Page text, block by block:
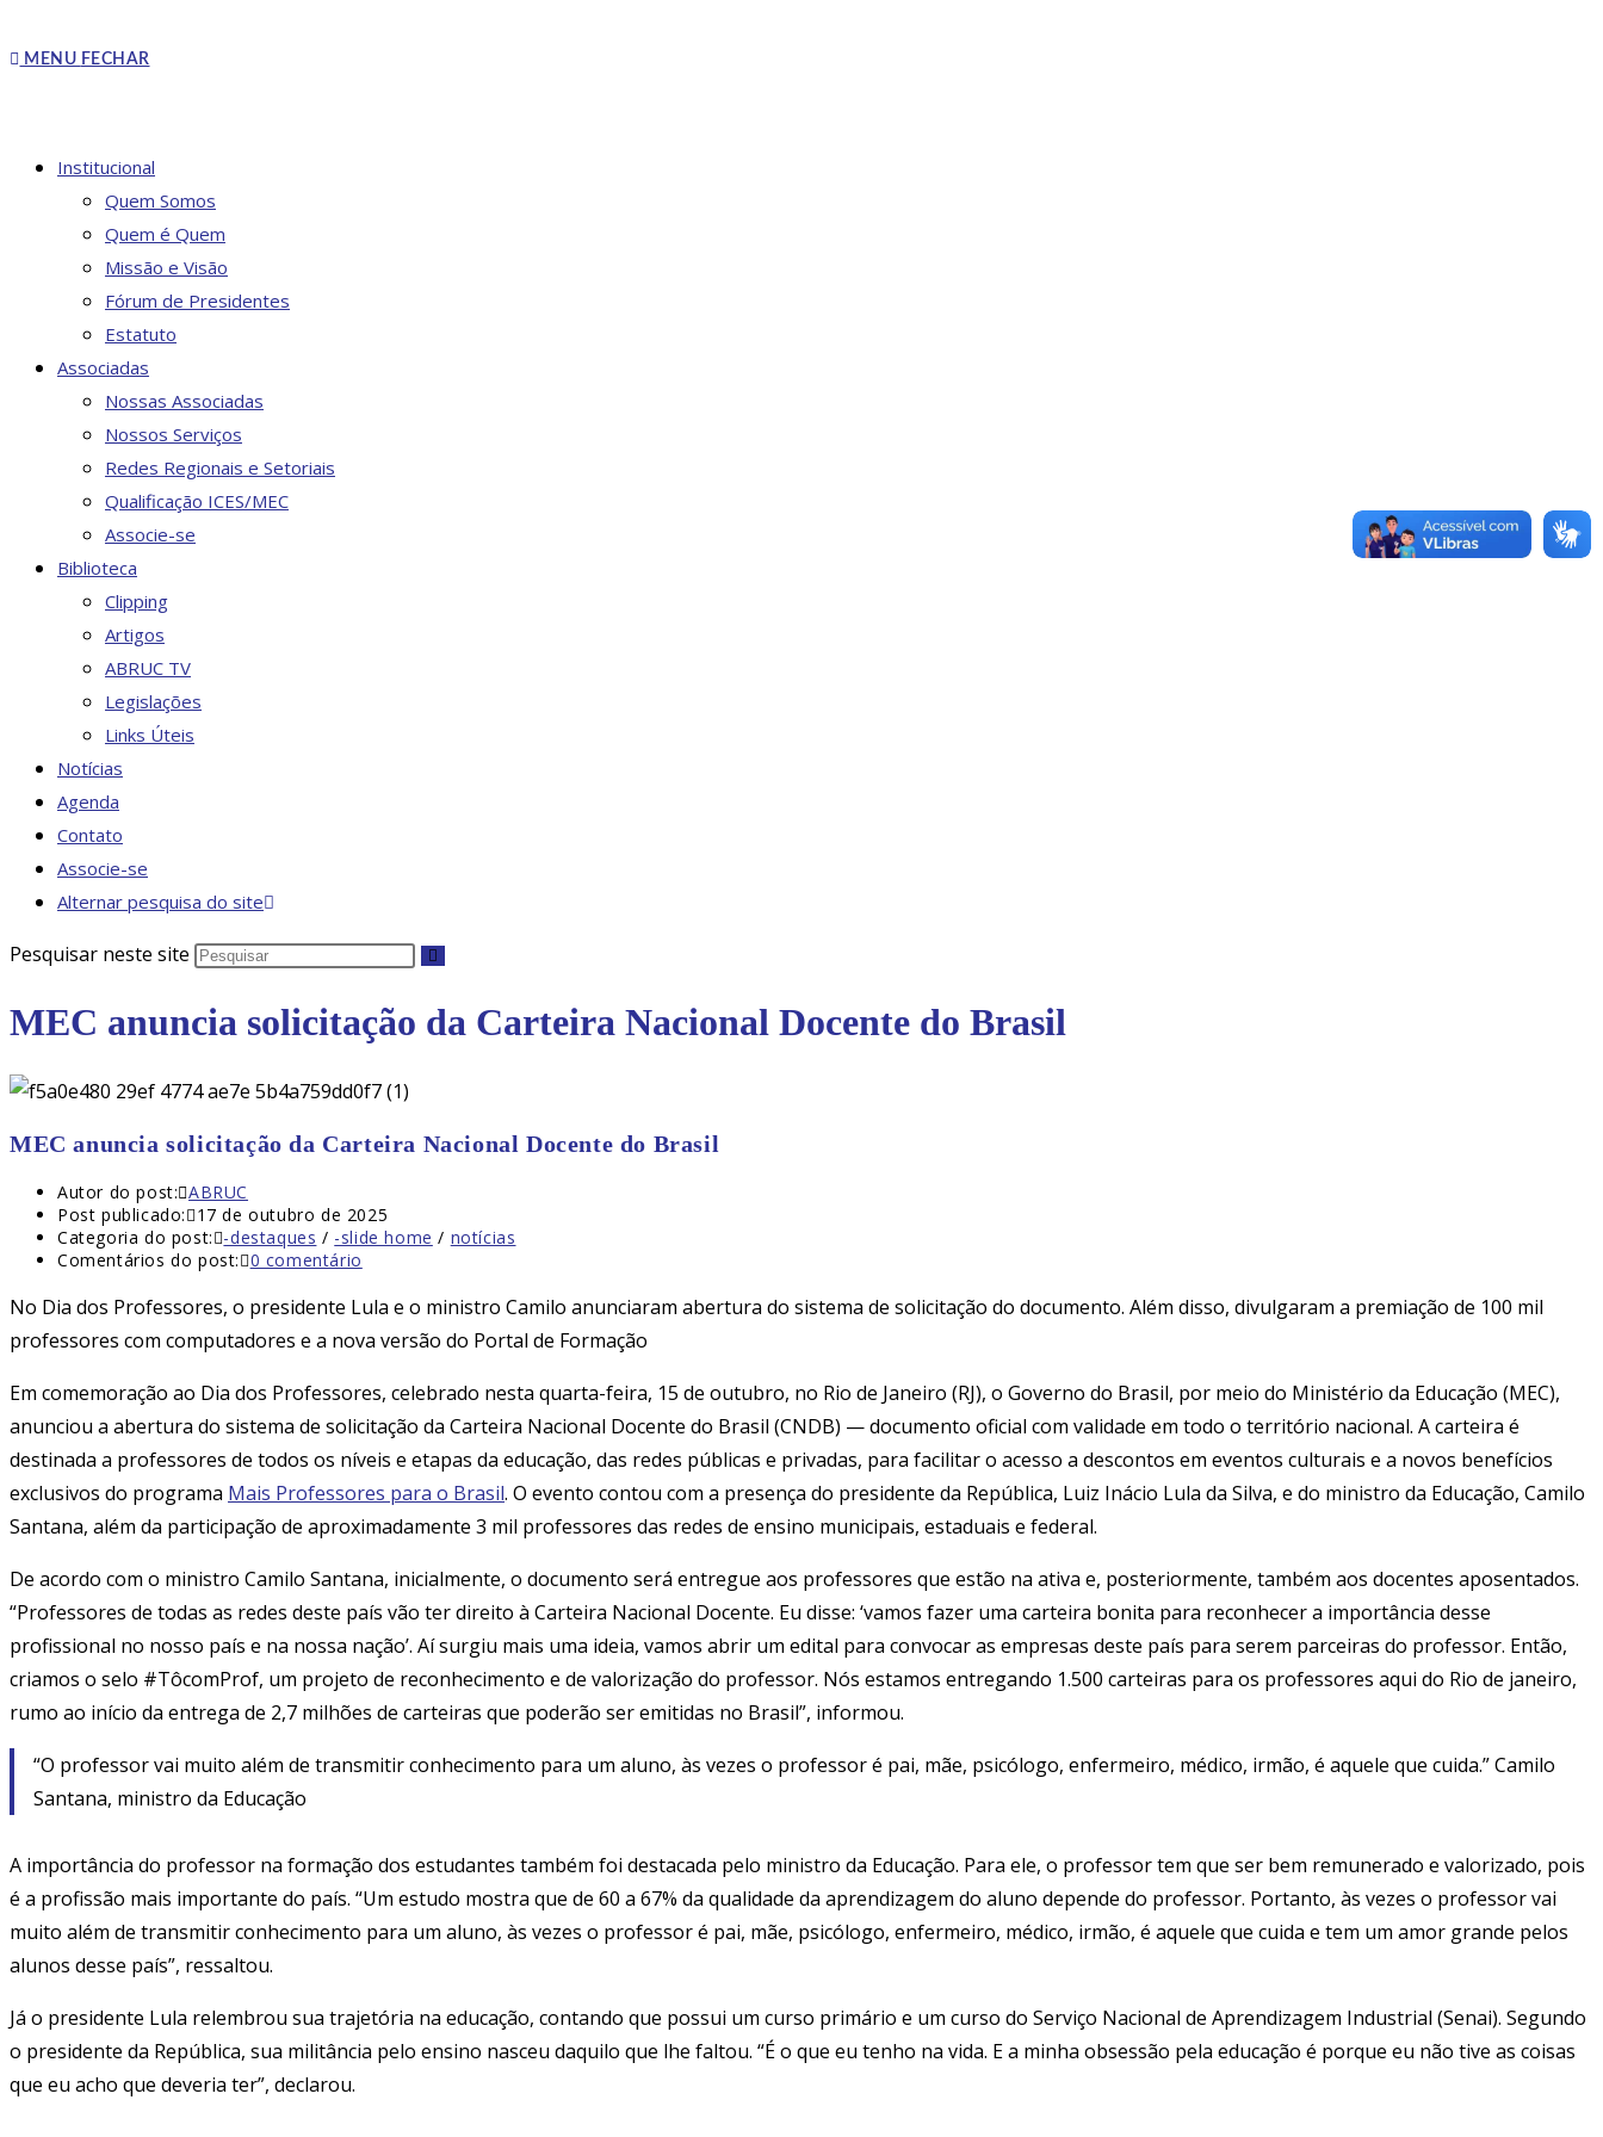
MENU FECHAR
Institucional
Quem Somos
Quem é Quem
Missão e Visão
Fórum de Presidentes
Estatuto
Associadas
Nossas Associadas
Nossos Serviços
Redes Regionais e Setoriais
Qualificação ICES/MEC
Associe-se
Biblioteca
Clipping
Artigos
ABRUC TV
Legislações
Links Úteis
Notícias
Agenda
Contato
Associe-se
Alternar pesquisa do site
Pesquisar neste site
MEC anuncia solicitação da Carteira Nacional Docente do Brasil
MEC anuncia solicitação da Carteira Nacional Docente do Brasil
Autor do post: ABRUC
Post publicado:
17 de outubro de 2025
Categoria do post: -destaques / -slide home / notícias
Comentários do post: 0 comentário
No Dia dos Professores, o presidente Lula e o ministro Camilo anunciaram abertura do sistema de solicitação do documento. Além disso, divulgaram a premiação de 100 mil
professores com computadores e a nova versão do Portal de Formação
Em comemoração ao Dia dos Professores, celebrado nesta quarta-feira, 15 de outubro, no Rio de Janeiro (RJ), o Governo do Brasil, por meio do Ministério da Educação (MEC),
anunciou a abertura do sistema de solicitação da Carteira Nacional Docente do Brasil (CNDB) — documento oficial com validade em todo o território nacional. A carteira é
destinada a professores de todos os níveis e etapas da educação, das redes públicas e privadas, para facilitar o acesso a descontos em eventos culturais e a novos benefícios
exclusivos do programa Mais Professores para o Brasil. O evento contou com a presença do presidente da República, Luiz Inácio Lula da Silva, e do ministro da Educação, Camilo
Santana, além da participação de aproximadamente 3 mil professores das redes de ensino municipais, estaduais e federal.
De acordo com o ministro Camilo Santana, inicialmente, o documento será entregue aos professores que estão na ativa e, posteriormente, também aos docentes aposentados.
“Professores de todas as redes deste país vão ter direito à Carteira Nacional Docente. Eu disse: ‘vamos fazer uma carteira bonita para reconhecer a importância desse
profissional no nosso país e na nossa nação’. Aí surgiu mais uma ideia, vamos abrir um edital para convocar as empresas deste país para serem parceiras do professor. Então,
criamos o selo #TôcomProf, um projeto de reconhecimento e de valorização do professor. Nós estamos entregando 1.500 carteiras para os professores aqui do Rio de janeiro,
rumo ao início da entrega de 2,7 milhões de carteiras que poderão ser emitidas no Brasil”, informou.
“O professor vai muito além de transmitir conhecimento para um aluno, às vezes o professor é pai, mãe, psicólogo, enfermeiro, médico, irmão, é aquele que cuida.” Camilo
Santana, ministro da Educação
A importância do professor na formação dos estudantes também foi destacada pelo ministro da Educação. Para ele, o professor tem que ser bem remunerado e valorizado, pois
é a profissão mais importante do país. “Um estudo mostra que de 60 a 67% da qualidade da aprendizagem do aluno depende do professor. Portanto, às vezes o professor vai
muito além de transmitir conhecimento para um aluno, às vezes o professor é pai, mãe, psicólogo, enfermeiro, médico, irmão, é aquele que cuida e tem um amor grande pelos
alunos desse país”, ressaltou.
Já o presidente Lula relembrou sua trajetória na educação, contando que possui um curso primário e um curso do Serviço Nacional de Aprendizagem Industrial (Senai). Segundo
o presidente da República, sua militância pelo ensino nasceu daquilo que lhe faltou. “É o que eu tenho na vida. E a minha obsessão pela educação é porque eu não tive as coisas
que eu acho que deveria ter”, declarou.